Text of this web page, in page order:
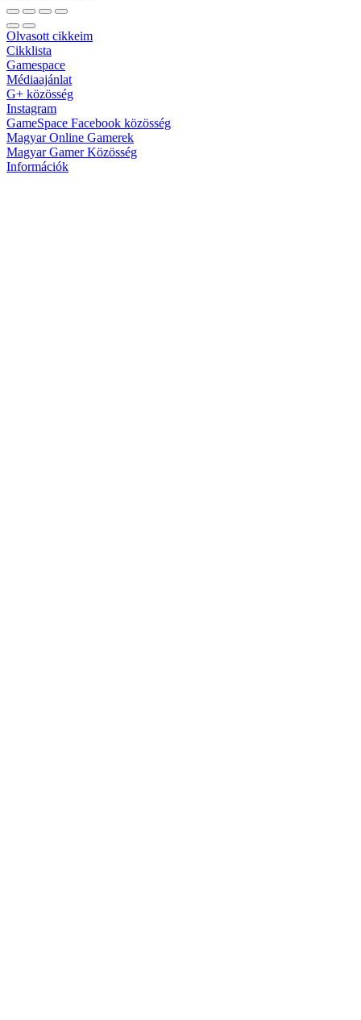
Olvasott cikkeim
Cikklista
Gamespace
Médiaajánlat
G+ közösség
Instagram
GameSpace Facebook közösség
Magyar Online Gamerek
Magyar Gamer Közösség
Információk